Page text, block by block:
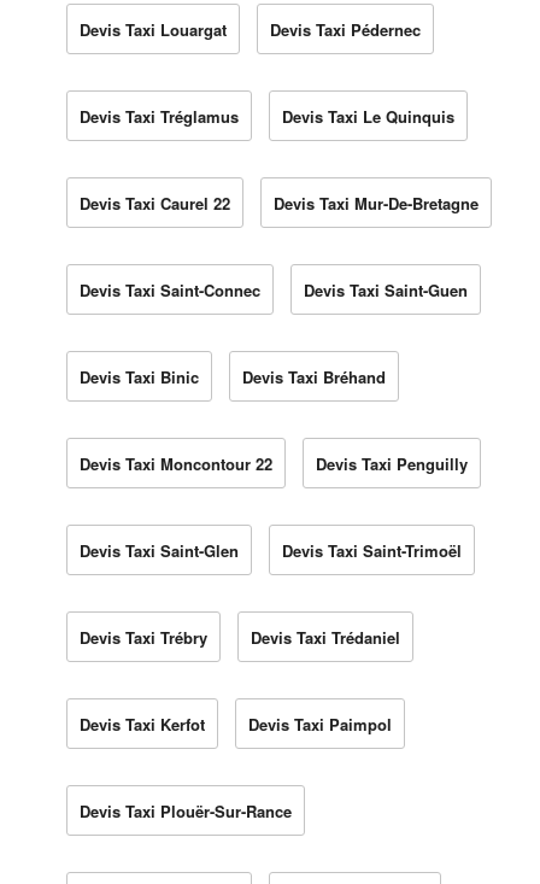
Devis Taxi Louargat Devis Taxi Pédernec
Devis Taxi Tréglamus Devis Taxi Le Quinquis
Devis Taxi Caurel 22 Devis Taxi Mur-De-Bretagne
Devis Taxi Saint-Connec Devis Taxi Saint-Guen
Devis Taxi Binic Devis Taxi Bréhand
Devis Taxi Moncontour 22 Devis Taxi Penguilly
Devis Taxi Saint-Glen Devis Taxi Saint-Trimoël
Devis Taxi Trébry Devis Taxi Trédaniel
Devis Taxi Kerfot Devis Taxi Paimpol
Devis Taxi Plouër-Sur-Rance